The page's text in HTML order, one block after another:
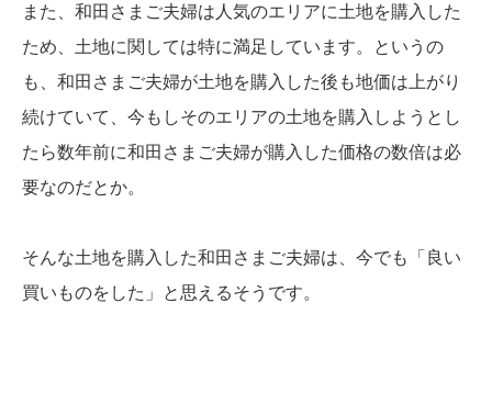
また、和田さまご夫婦は人気のエリアに土地を購入した
ため、土地に関しては特に満足しています。というの
も、和田さまご夫婦が土地を購入した後も地価は上がり
続けていて、今もしそのエリアの土地を購入しようとし
たら数年前に和田さまご夫婦が購入した価格の数倍は必
要なのだとか。
そんな土地を購入した和田さまご夫婦は、今でも「良い
買いものをした」と思えるそうです。